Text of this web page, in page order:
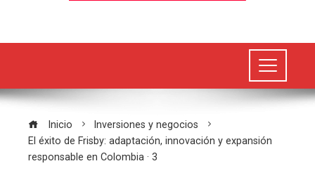
Inicio
Inversiones y negocios
El éxito de Frisby: adaptación, innovación y expansión
responsable en Colombia · 3